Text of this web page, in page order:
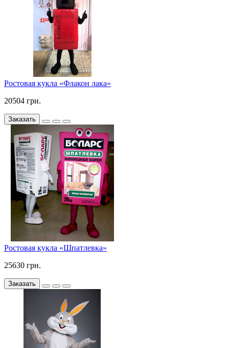
Ростовая кукла «Флакон лака»
20504 грн.
Заказать
Ростовая кукла «Шпатлевка»
25630 грн.
Заказать